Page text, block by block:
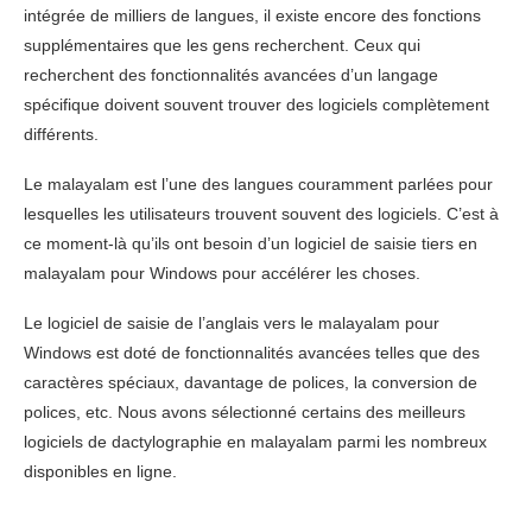
intégrée de milliers de langues, il existe encore des fonctions
supplémentaires que les gens recherchent. Ceux qui
recherchent des fonctionnalités avancées d’un langage
spécifique doivent souvent trouver des logiciels complètement
différents.
Le malayalam est l’une des langues couramment parlées pour
lesquelles les utilisateurs trouvent souvent des logiciels. C’est à
ce moment-là qu’ils ont besoin d’un logiciel de saisie tiers en
malayalam pour Windows pour accélérer les choses.
Le logiciel de saisie de l’anglais vers le malayalam pour
Windows est doté de fonctionnalités avancées telles que des
caractères spéciaux, davantage de polices, la conversion de
polices, etc. Nous avons sélectionné certains des meilleurs
logiciels de dactylographie en malayalam parmi les nombreux
disponibles en ligne.